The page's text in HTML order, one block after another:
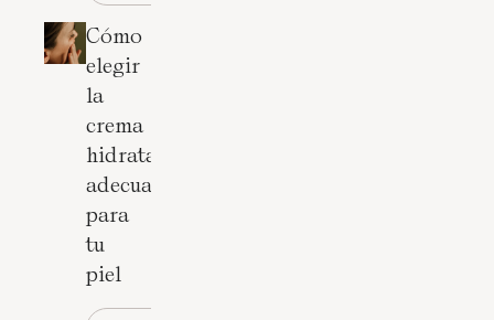
Cómo
elegir
la
crema
hidratante
adecuada
para
tu
piel